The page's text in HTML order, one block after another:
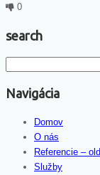
0
search
Navigácia
Domov
O nás
Referencie – old
Služby